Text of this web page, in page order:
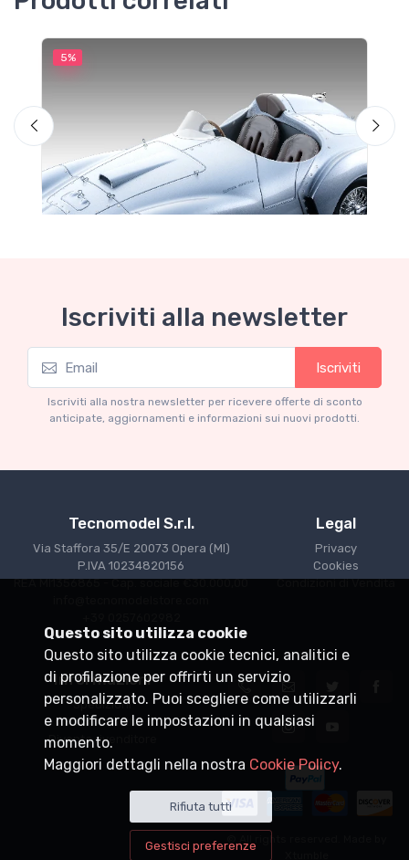
5%
Ferrari 166 MM Abarth Metallic Silver Press
Version 1953 scala 1/18
Iscriviti alla newsletter
Iscriviti
Iscriviti alla nostra newsletter per ricevere offerte di sconto
anticipate, aggiornamenti e informazioni sui nuovi prodotti.
Tecnomodel S.r.l.
Via Staffora 35/E 20073 Opera (MI)
P.IVA 10234820156
REA MI1356865 - Cap. sociale €30.000,00
Legal
Privacy
Cookies
Condizioni di Vendita
Informazioni
Spedizioni
Punti vendita
Diventa rivenditore
Questo sito utilizza cookie
Questo sito utilizza cookie tecnici, analitici e
di profilazione per offrirti un servizio
personalizzato. Puoi scegliere come utilizzarli
e modificare le impostazioni in qualsiasi
momento.
Maggiori dettagli nella nostra Cookie Policy.
Rifiuta tutti
Gestisci preferenze